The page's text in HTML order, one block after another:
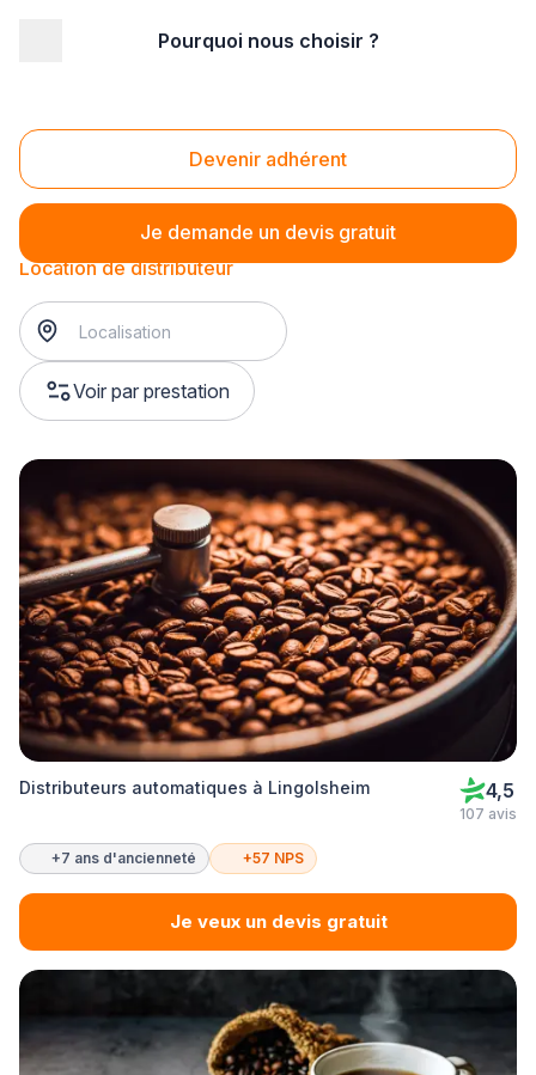
Pourquoi nous choisir ?
Devenir adhérent
Je demande un devis gratuit
Location de distributeur
Location de distributeur
Voir par prestation
Distributeurs automatiques à Lingolsheim 4,5
107 avis
+7 ans d'ancienneté +57 NPS
Je veux un devis gratuit